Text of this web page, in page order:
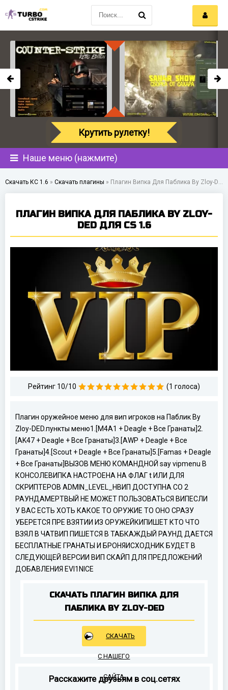
Наше меню (нажмите)
Скачать КС 1.6 » Скачать плагины » Плагин Випка Для Паблика By Zloy-DED для CS 1.6
ПЛАГИН ВИПКА ДЛЯ ПАБЛИКА BY ZLOY-
DED ДЛЯ CS 1.6
Рейтинг 10/10 (1 голоса)
Плагин оружейное меню для вип игроков на Паблик By
Zloy-DED.пункты меню1.[M4A1 + Deagle + Все Гранаты]2.
[AK47 + Deagle + Все Гранаты]3.[AWP + Deagle + Все
Гранаты]4.[Scout + Deagle + Все Гранаты]5.[Famas + Deagle
+ Все Гранаты] ВЫЗОВ МЕНЮ КОМАНДНОЙ say vipmenu В
КОНСОЛЕВИПКА НАСТРОЕНА НА ФЛАГ t ИЛИ ДЛЯ
СКРИПТЕРОВ ADMIN_LEVEL_H ВИП ДОСТУПНА СО 2
РАУНДАМЕРТВЫЙ НЕ МОЖЕТ ПОЛЬЗОВАТЬСЯ ВИП ЕСЛИ
У ВАС ЕСТЬ ХОТЬ КАКОЕ ТО ОРУЖИЕ ТО ОНО СРАЗУ
УБЕРЕТСЯ ПРЕ ВЗЯТИИ ИЗ ОРУЖЕЙКИ ПИШЕТ КТО ЧТО
ВЗЯЛ В ЧАТВИП ПИШЕТСЯ В ТАБКАЖДЫЙ РАУНД ДАЕТСЯ
БЕСПЛАТНЫЕ ГРАНАТЫ И БРОНЯ ИСХОДНИК БУДЕТ В
СЛЕДУЮЩЕЙ ВЕРСИИ ВИП СКАЙП ДЛЯ ПРЕДЛОЖЕНИЙ
ДОБАВЛЕНИЯ EVI1NICE
СКАЧАТЬ ПЛАГИН ВИПКА ДЛЯ
ПАБЛИКА BY ZLOY-DED
СКАЧАТЬ
С НАШЕГО
САЙТА
Расскажите друзьям в соц.сетях
Крутить рулетку!